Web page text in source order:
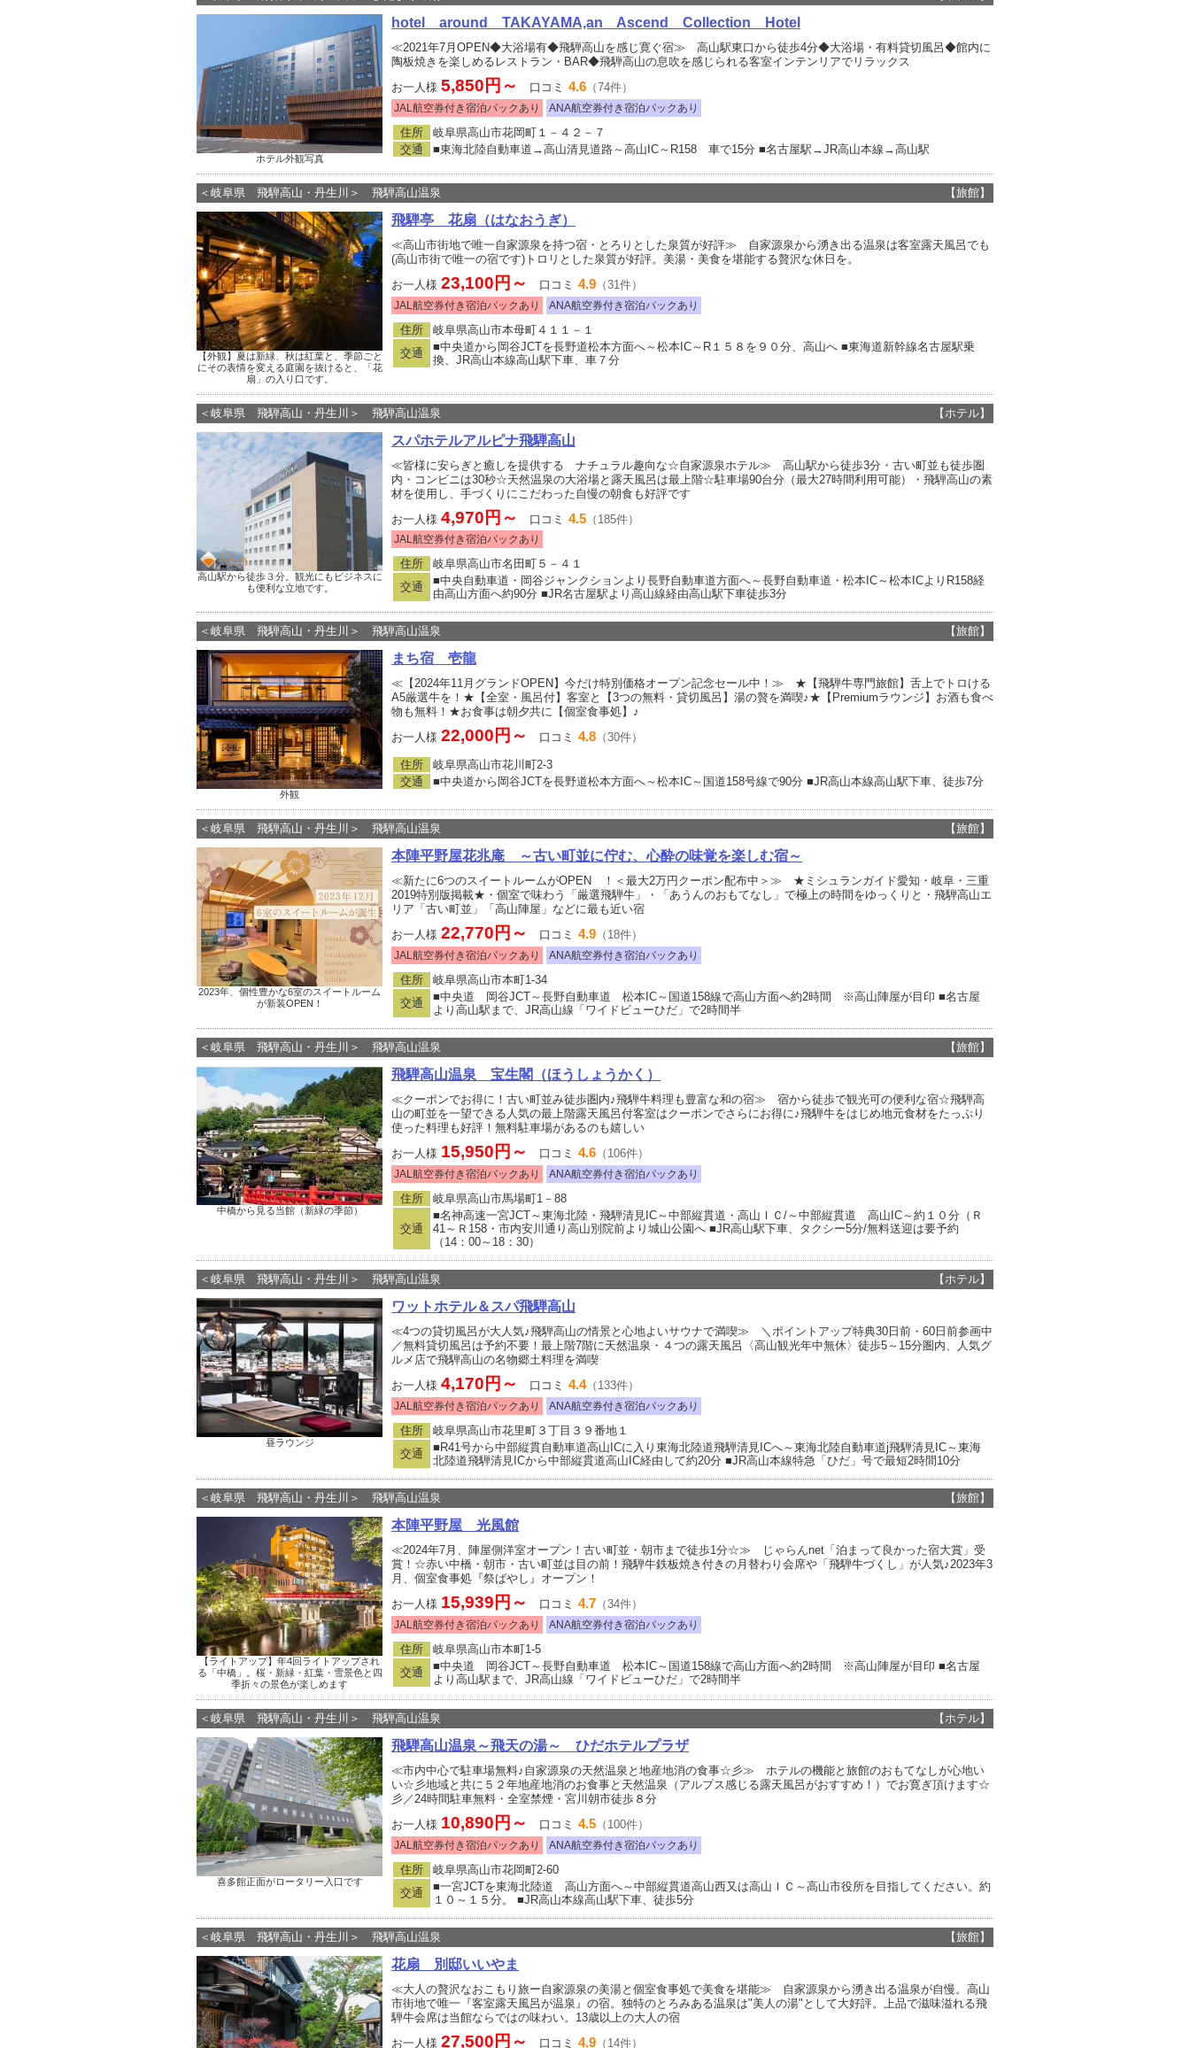
ホテル外観写真
hotel around TAKAYAMA,an Ascend Collection Hotel
≪2021年7月OPEN◆大浴場有◆飛騨高山を感じ寛ぐ宿≫ 高山駅東口から徒歩4分◆大浴場・有料貸切風呂◆館内に
陶板焼きを楽しめるレストラン・BAR◆飛騨高山の息吹を感じられる客室インテンリアでリラックス
お一人様 5,850円～ 口コミ 4.6 （74件）
JAL航空券付き宿泊パックあり ANA航空券付き宿泊パックあり
住所
岐阜県高山市花岡町１－４２－７
交通
■東海北陸自動車道→高山清見道路～高山IC～R158 車で15分 ■名古屋駅→JR高山本線→高山駅
＜岐阜県 飛騨高山・丹生川＞ 飛騨高山温泉 【旅館】
【外観】夏は新緑、秋は紅葉と、季節ごと
にその表情を変える庭園を抜けると、「花
扇」の入り口です。
飛騨亭 花扇（はなおうぎ）
≪高山市街地で唯一自家源泉を持つ宿・とろりとした泉質が好評≫ 自家源泉から湧き出る温泉は客室露天風呂でも
(高山市街で唯一の宿です)トロリとした泉質が好評。美湯・美食を堪能する贅沢な休日を。
お一人様 23,100円～ 口コミ 4.9 （31件）
JAL航空券付き宿泊パックあり ANA航空券付き宿泊パックあり
住所
岐阜県高山市本母町４１１－１
交通
■中央道から岡谷JCTを長野道松本方面へ～松本IC～R１５８を９０分、高山へ ■東海道新幹線名古屋駅乗
換、JR高山本線高山駅下車、車７分
＜岐阜県 飛騨高山・丹生川＞ 飛騨高山温泉 【ホテル】
高山駅から徒歩３分。観光にもビジネスに
も便利な立地です。
スパホテルアルピナ飛騨高山
≪皆様に安らぎと癒しを提供する ナチュラル趣向な☆自家源泉ホテル≫ 高山駅から徒歩3分・古い町並も徒歩圏
内・コンビニは30秒☆天然温泉の大浴場と露天風呂は最上階☆駐車場90台分（最大27時間利用可能）・飛騨高山の素
材を使用し、手づくりにこだわった自慢の朝食も好評です
お一人様 4,970円～ 口コミ 4.5 （185件）
JAL航空券付き宿泊パックあり
住所
岐阜県高山市名田町５－４１
交通
■中央自動車道・岡谷ジャンクションより長野自動車道方面へ～長野自動車道・松本IC～松本ICよりR158経
由高山方面へ約90分 ■JR名古屋駅より高山線経由高山駅下車徒歩3分
＜岐阜県 飛騨高山・丹生川＞ 飛騨高山温泉 【旅館】
外観
まち宿 壱龍
≪【2024年11月グランドOPEN】今だけ特別価格オープン記念セール中！≫ ★【飛騨牛専門旅館】舌上でトロける
A5厳選牛を！★【全室・風呂付】客室と【3つの無料・貸切風呂】湯の贅を満喫♪★【Premiumラウンジ】お酒も食べ
物も無料！★お食事は朝夕共に【個室食事処】♪
お一人様 22,000円～ 口コミ 4.8 （30件）
住所
岐阜県高山市花川町2‐3
交通
■中央道から岡谷JCTを長野道松本方面へ～松本IC～国道158号線で90分 ■JR高山本線高山駅下車、徒歩7分
＜岐阜県 飛騨高山・丹生川＞ 飛騨高山温泉 【旅館】
2023年、個性豊かな6室のスイートルーム
が新装OPEN！
本陣平野屋花兆庵 ～古い町並に佇む、心酔の味覚を楽しむ宿～
≪新たに6つのスイートルームがOPEN ！＜最大2万円クーポン配布中＞≫ ★ミシュランガイド愛知・岐阜・三重
2019特別版掲載★・個室で味わう「厳選飛騨牛」・「あうんのおもてなし」で極上の時間をゆっくりと・飛騨高山エ
リア「古い町並」「高山陣屋」などに最も近い宿
お一人様 22,770円～ 口コミ 4.9 （18件）
JAL航空券付き宿泊パックあり ANA航空券付き宿泊パックあり
住所
岐阜県高山市本町1-34
交通
■中央道 岡谷JCT～長野自動車道 松本IC～国道158線で高山方面へ約2時間 ※高山陣屋が目印 ■名古屋
より高山駅まで、JR高山線「ワイドビューひだ」で2時間半
＜岐阜県 飛騨高山・丹生川＞ 飛騨高山温泉 【旅館】
中橋から見る当館（新緑の季節）
飛騨高山温泉 宝生閣（ほうしょうかく）
≪クーポンでお得に！古い町並み徒歩圏内♪飛騨牛料理も豊富な和の宿≫ 宿から徒歩で観光可の便利な宿☆飛騨高
山の町並を一望できる人気の最上階露天風呂付客室はクーポンでさらにお得に♪飛騨牛をはじめ地元食材をたっぷり
使った料理も好評！無料駐車場があるのも嬉しい
お一人様 15,950円～ 口コミ 4.6 （106件）
JAL航空券付き宿泊パックあり ANA航空券付き宿泊パックあり
住所 岐阜県高山市馬場町1－88
交通
■名神高速一宮JCT～東海北陸・飛騨清見IC～中部縦貫道・高山ＩＣ/～中部縦貫道 高山IC～約１０分（Ｒ
41～Ｒ158・市内安川通り高山別院前より城山公園へ ■JR高山駅下車、タクシー5分/無料送迎は要予約
（14：00～18：30）
＜岐阜県 飛騨高山・丹生川＞ 飛騨高山温泉 【ホテル】
昼ラウンジ
ワットホテル＆スパ飛騨高山
≪4つの貸切風呂が大人気♪飛騨高山の情景と心地よいサウナで満喫≫ ＼ポイントアップ特典30日前・60日前参画中
／無料貸切風呂は予約不要！最上階7階に天然温泉・４つの露天風呂〈高山観光年中無休〉徒歩5～15分圏内、人気グ
ルメ店で飛騨高山の名物郷土料理を満喫
お一人様 4,170円～ 口コミ 4.4（133件）
JAL航空券付き宿泊パックあり ANA航空券付き宿泊パックあり
住所
岐阜県高山市花里町３丁目３９番地１
交通
■R41号から中部縦貫自動車道高山ICに入り東海北陸道飛騨清見ICへ～東海北陸自動車道j飛騨清見IC～東海
北陸道飛騨清見ICから中部縦貫道高山IC経由して約20分 ■JR高山本線特急「ひだ」号で最短2時間10分
＜岐阜県 飛騨高山・丹生川＞ 飛騨高山温泉 【旅館】
【ライトアップ】年4回ライトアップされ
る「中橋」。桜・新緑・紅葉・雪景色と四
季折々の景色が楽しめます
本陣平野屋 光風館
≪2024年7月、陣屋側洋室オープン！古い町並・朝市まで徒歩1分☆≫ じゃらんnet「泊まって良かった宿大賞」受
賞！☆赤い中橋・朝市・古い町並は目の前！飛騨牛鉄板焼き付きの月替わり会席や「飛騨牛づくし」が人気♪2023年3
月、個室食事処『祭ばやし』オープン！
お一人様 15,939円～ 口コミ 4.7 （34件）
JAL航空券付き宿泊パックあり ANA航空券付き宿泊パックあり
住所
岐阜県高山市本町1-5
交通
■中央道 岡谷JCT～長野自動車道 松本IC～国道158線で高山方面へ約2時間 ※高山陣屋が目印 ■名古屋
より高山駅まで、JR高山線「ワイドビューひだ」で2時間半
＜岐阜県 飛騨高山・丹生川＞ 飛騨高山温泉 【ホテル】
喜多館正面がロータリー入口です
飛騨高山温泉～飛天の湯～ ひだホテルプラザ
≪市内中心で駐車場無料♪自家源泉の天然温泉と地産地消の食事☆彡≫ ホテルの機能と旅館のおもてなしが心地い
い☆彡地域と共に５２年地産地消のお食事と天然温泉（アルプス感じる露天風呂がおすすめ！）でお寛ぎ頂けます☆
彡／24時間駐車無料・全室禁煙・宮川朝市徒歩８分
お一人様 10,890円～ 口コミ 4.5 （100件）
JAL航空券付き宿泊パックあり ANA航空券付き宿泊パックあり
住所
岐阜県高山市花岡町2-60
交通
■一宮JCTを東海北陸道 高山方面へ～中部縦貫道高山西又は高山ＩＣ～高山市役所を目指してください。約
１０～１５分。 ■JR高山本線高山駅下車、徒歩5分
＜岐阜県 飛騨高山・丹生川＞ 飛騨高山温泉 【旅館】
花扇 別邸いいやま
≪大人の贅沢なおこもり旅ー自家源泉の美湯と個室食事処で美食を堪能≫ 自家源泉から湧き出る温泉が自慢。高山
市街地で唯一『客室露天風呂が温泉』の宿。独特のとろみある温泉は"美人の湯"として大好評。上品で滋味溢れる飛
騨牛会席は当館ならではの味わい。13歳以上の大人の宿
お一人様 27,500円～ 口コミ 4.9 （14件）